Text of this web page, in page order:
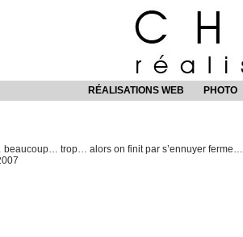
RÉALISATIONS WEB PHOTO
beaucoup… trop… alors on finit par s’ennuyer ferme…